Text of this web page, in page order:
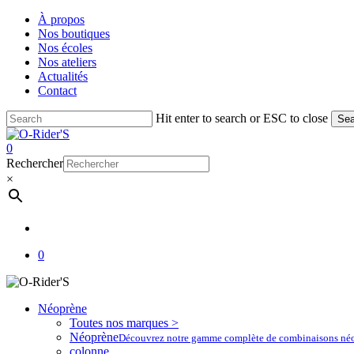
Skip
main
content
À propos
Nos boutiques
Nos écoles
Nos ateliers
Actualités
Contact
Hit enter to search or ESC to close
Close
Search
account
0
Menu
Rechercher
×
0
Néoprène
Toutes nos marques >
NéoprèneDécouvrez notre gamme complète de combinaisons
colonne